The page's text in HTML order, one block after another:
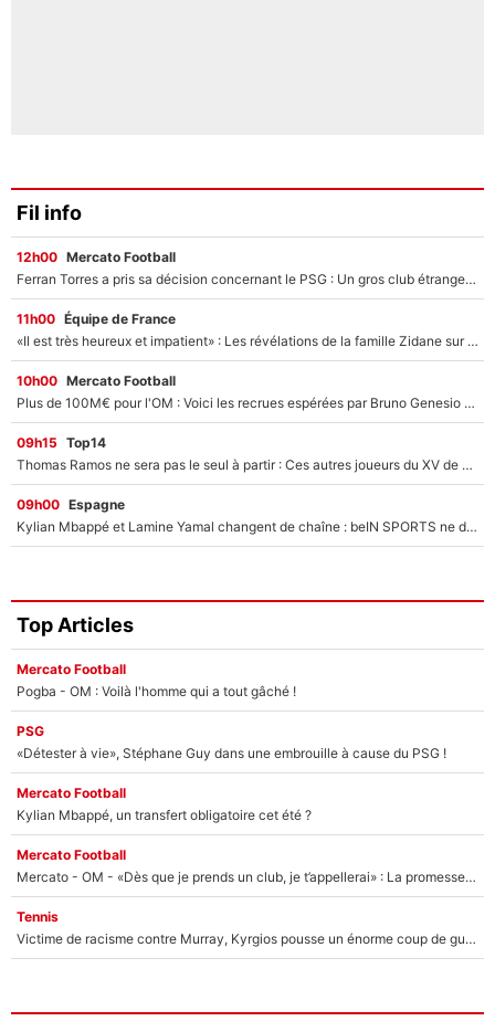
Fil info
12h00 Mercato Football
Ferran Torres a pris sa décision concernant le PSG : Un gros club étranger prêt à relancer le feuilleton pour la signature du champion du monde 2026 !
11h00 Équipe de France
«Il est très heureux et impatient» : Les révélations de la famille Zidane sur sa prise de pouvoir en équipe de France !
10h00 Mercato Football
Plus de 100M€ pour l'OM : Voici les recrues espérées par Bruno Genesio et Grégory Lorenzi après l’opération dégraissage
09h15 Top14
Thomas Ramos ne sera pas le seul à partir : Ces autres joueurs du XV de France pourraient aussi quitter le Stade Toulousain, un club de Top 14 est déjà sur les rangs
09h00 Espagne
Kylian Mbappé et Lamine Yamal changent de chaîne : beIN SPORTS ne digère pas cette décision historique et prédit un fiasco pour la Liga
Top Articles
Mercato Football
Pogba - OM : Voilà l'homme qui a tout gâché !
PSG
«Détester à vie», Stéphane Guy dans une embrouille à cause du PSG !
Mercato Football
Kylian Mbappé, un transfert obligatoire cet été ?
Mercato Football
Mercato - OM - «Dès que je prends un club, je t’appellerai» : La promesse de Marcelino au moment de claquer la porte
Tennis
Victime de racisme contre Murray, Kyrgios pousse un énorme coup de gueule !